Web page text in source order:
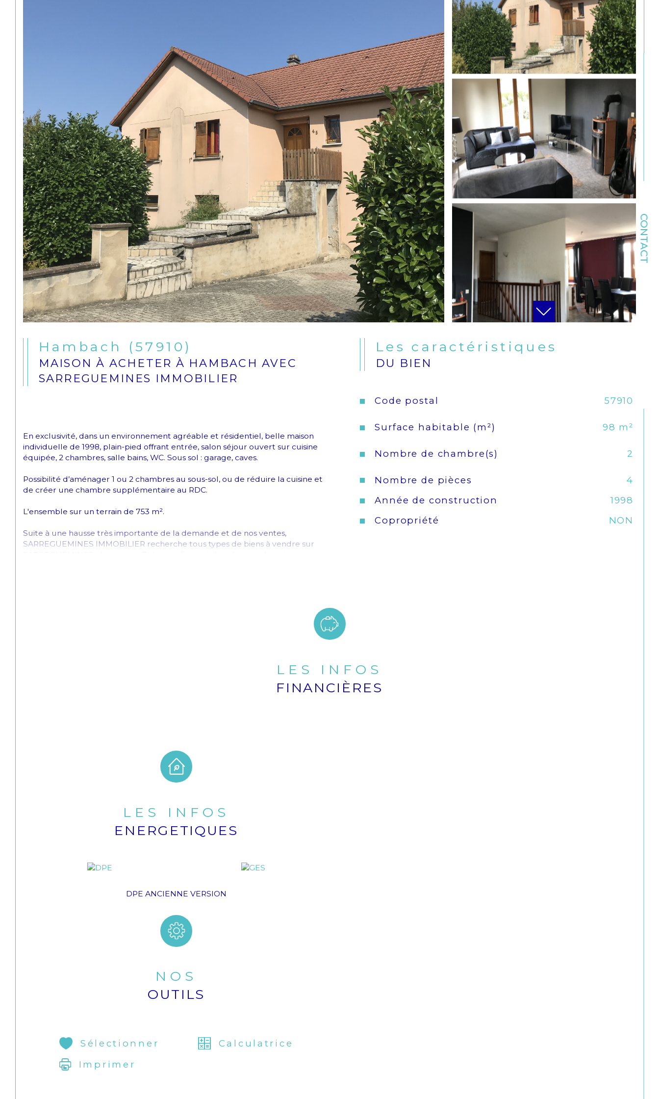
CONTACT
Hambach (57910)
MAISON À ACHETER À HAMBACH AVEC
SARREGUEMINES IMMOBILIER
En exclusivité, dans un environnement agréable et résidentiel, belle maison
individuelle de 1998, plain-pied offrant entrée, salon séjour ouvert sur cuisine
équipée, 2 chambres, salle bains, WC. Sous sol : garage, caves.
Possibilité d’aménager 1 ou 2 chambres au sous-sol, ou de réduire la cuisine et
de créer une chambre supplémentaire au RDC.
L'ensemble sur un terrain de 753 m².
Suite à une hausse très importante de la demande et de nos ventes,
SARREGUEMINES IMMOBILIER recherche tous types de biens à vendre sur
Les caractéristiques
DU BIEN
Code postal 57910
Surface habitable (m²) 98 m²
Nombre de chambre(s) 2
Nombre de pièces
4
Année de construction
1998
Copropriété
NON
LES INFOS
FINANCIÈRES
LES INFOS
ENERGETIQUES
DPE ANCIENNE VERSION
NOS
OUTILS
Sélectionner
Calculatrice
Imprimer